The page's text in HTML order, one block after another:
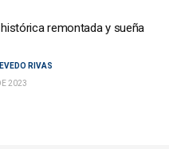
remontada y sueña
RIVAS
2023